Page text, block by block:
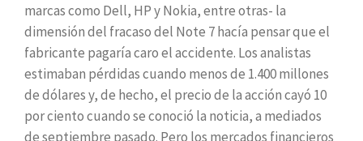
marcas como Dell, HP y Nokia, entre otras- la
dimensión del fracaso del Note 7 hacía pensar que el
fabricante pagaría caro el accidente. Los analistas
estimaban pérdidas cuando menos de 1.400 millones
de dólares y, de hecho, el precio de la acción cayó 10
por ciento cuando se conoció la noticia, a mediados
de septiembre pasado. Pero los mercados financieros